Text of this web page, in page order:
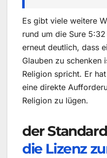
Es gibt viele weitere
rund um die Sure
erneut deutlich, dass
Glauben zu schenken
Religion spricht. Er
eine direkte
Religion zu lügen.
der
die Lizenz